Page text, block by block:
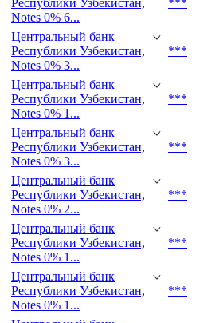
Республики Узбекистан,
Notes 0% 9...
***
Центральный банк
Республики Узбекистан,
Notes 0% 6...
***
Центральный банк
Республики Узбекистан,
Notes 0% 3...
***
Центральный банк
Республики Узбекистан,
Notes 0% 1...
***
Центральный банк
Республики Узбекистан,
Notes 0% 3...
***
Центральный банк
Республики Узбекистан,
Notes 0% 2...
***
Центральный банк
Республики Узбекистан,
Notes 0% 1...
***